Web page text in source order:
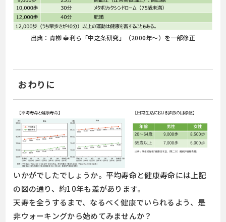
出典：青栁 幸利ら「中之条研究」（2000年～）を一部修正
おわりに
いかがでしたでしょうか。平均寿命と健康寿命には上記
の図の通り、約10年も差があります。
天寿を全うするまで、なるべく健康でいられるよう、是
非ウォーキングから始めてみませんか？